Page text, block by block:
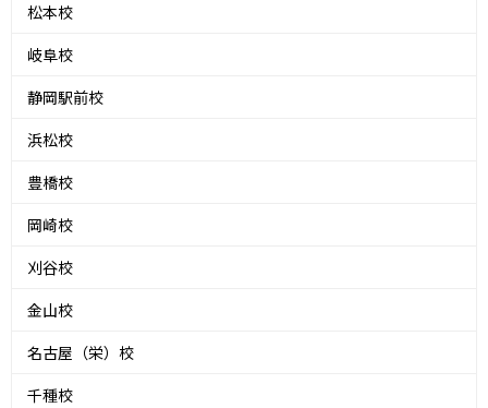
松本校
岐阜校
静岡駅前校
浜松校
豊橋校
岡崎校
刈谷校
金山校
名古屋（栄）校
千種校